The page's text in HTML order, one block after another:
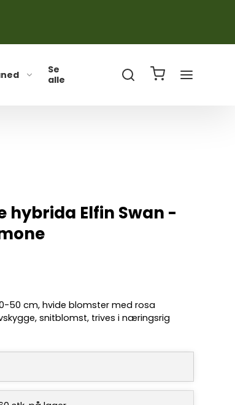
Se
alle
hybrida Elfin Swan -
50 cm, hvide blomster med rosa
snitblomst, trives i næringsrig